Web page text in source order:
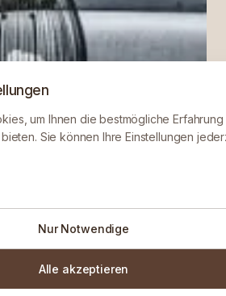
um Ihnen die bestmögliche Erfahrung
Sie können Ihre Einstellungen
Nur Notwendige
Alle akzeptieren